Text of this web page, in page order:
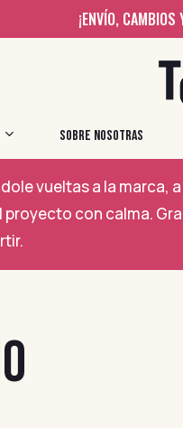
¡ENVÍO, CAMBIOS
SOBRE NOSOTRAS
vueltas a la
con calma.